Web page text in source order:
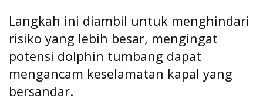
Langkah ini diambil untuk menghindari
risiko yang lebih besar, mengingat
potensi dolphin tumbang dapat
mengancam keselamatan kapal yang
bersandar.